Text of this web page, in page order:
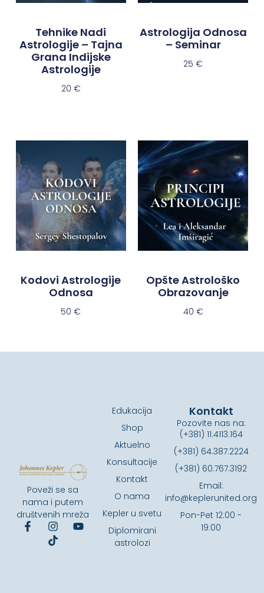
Tehnike Nadi
Astrologije – Tajna
Grana Indijske
Astrologije
20 €
Astrologija Odnosa
– Seminar
25€
Kodovi Astrologije
Odnosa
50€
Opšte Astrološko
Obrazovanje
40 €
Poveži se sa
nama i putem
društvenih mreža
Edukacija
Shop
Aktuelno
Konsultacije
Kontakt
O nama
Kepler u svetu
Diplomirani
astrolozi
Kontakt
Pozovite nas na:
(+381) 11.4113.164
(+381) 64.387.2224
(+381) 60.767.3192
Email:
info@keplerunited.org
Pon-Pet 12:00 -
19:00